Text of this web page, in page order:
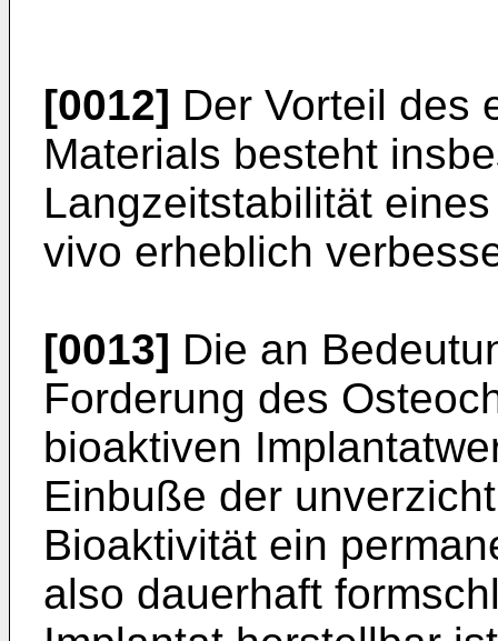
[0012] Der Vorteil des
Materials besteht
Langzeitstabilität
vivo erheblich
[0013] Die an
Forderung des
bioaktiven
Einbuße der
Bioaktivität ein
also dauerhaft